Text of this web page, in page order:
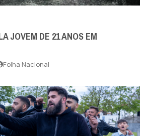
JOVEM DE 21 ANOS EM
Folha Nacional